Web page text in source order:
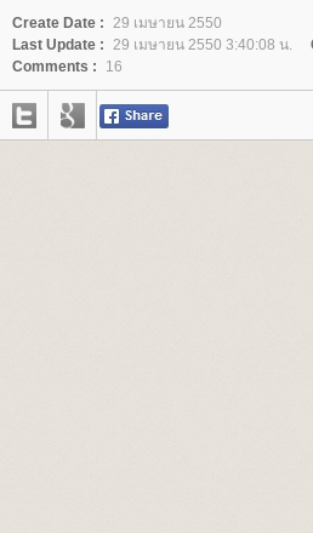
Create Date : 29 เมษายน 2550
Last Update : 29 เมษายน 2550 3:40:08 น.
Comments :
16